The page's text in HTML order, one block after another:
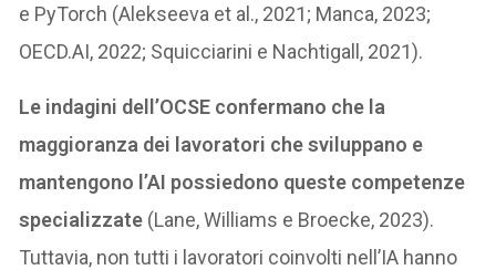
e PyTorch (Alekseeva et al., 2021; Manca, 2023;
OECD.AI, 2022; Squicciarini e Nachtigall, 2021).
Le indagini dell’OCSE confermano che la
maggioranza dei lavoratori che sviluppano e
mantengono l’AI possiedono queste competenze
specializzate (Lane, Williams e Broecke, 2023).
Tuttavia, non tutti i lavoratori coinvolti nell’IA hanno